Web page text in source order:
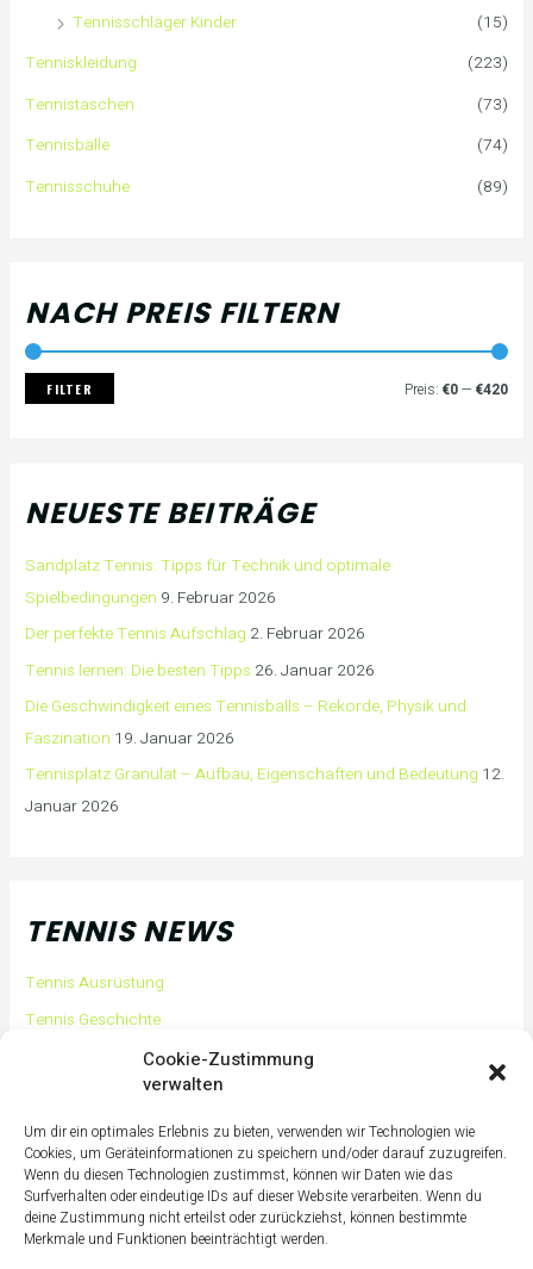
Cookie-Zustimmung
verwalten
Um dir ein optimales Erlebnis zu bieten, verwenden wir Technologien wie
Cookies, um Geräteinformationen zu speichern und/oder darauf zuzugreifen.
Wenn du diesen Technologien zustimmst, können wir Daten wie das
Surfverhalten oder eindeutige IDs auf dieser Website verarbeiten. Wenn du
deine Zustimmung nicht erteilst oder zurückziehst, können bestimmte
Merkmale und Funktionen beeinträchtigt werden.
Tennisschläger Kinder
(15)
Tenniskleidung
(223)
Tennistaschen
(73)
Tennisbälle
(74)
Tennisschuhe
(89)
NACH PREIS FILTERN
FILTER Preis: €0— €420
NEUESTE BEITRÄGE
Sandplatz Tennis: Tipps für Technik und optimale
Spielbedingungen 9. Februar 2026
Der perfekte Tennis Aufschlag 2. Februar 2026
Tennis lernen: Die besten Tipps 26. Januar 2026
Die Geschwindigkeit eines Tennisballs – Rekorde, Physik und
Faszination 19. Januar 2026
Tennisplatz Granulat – Aufbau, Eigenschaften und Bedeutung 12.
Januar 2026
TENNIS NEWS
Tennis Ausrüstung
Tennis Geschichte
Tennis Tipps und Tricks
Tennis Training für Anfänger
Tennisass Profis
Tennisbälle
Tennisplatz